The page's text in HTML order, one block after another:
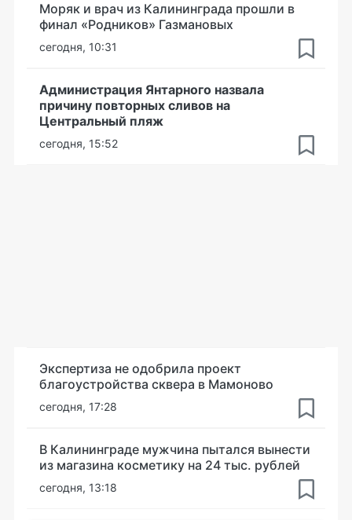
Моряк и врач из Калининграда прошли в
финал «Родников» Газмановых
сегодня, 10:31
Администрация Янтарного назвала
причину повторных сливов на
Центральный пляж
сегодня, 15:52
Экспертиза не одобрила проект
благоустройства сквера в Мамоново
сегодня, 17:28
В Калининграде мужчина пытался вынести
из магазина косметику на 24 тыс. рублей
сегодня, 13:18